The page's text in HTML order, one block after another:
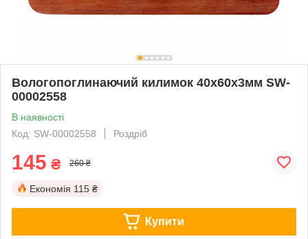
Вологопоглинаючий килимок 40х60х3мм SW-
00002558
В наявності
Код: SW-00002558
Роздріб
145 ₴ 260 ₴
Економія 115 ₴
Купити